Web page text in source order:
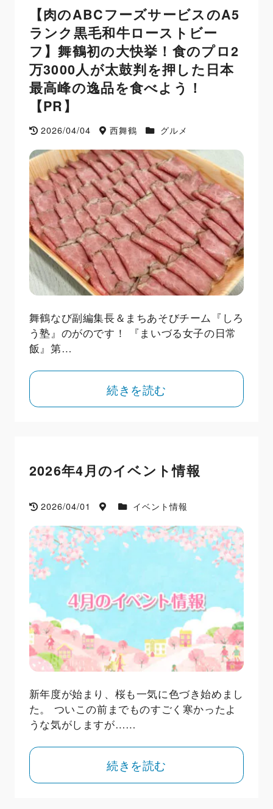
【肉のABCフーズサービスのA5
ランク黒毛和牛ローストビー
フ】舞鶴初の大快挙！食のプロ2
万3000人が太鼓判を押した日本
最高峰の逸品を食べよう！
【PR】
2026/04/04 西舞鶴 グルメ
舞鶴なび副編集長＆まちあそびチーム『しろ
う塾』のがのです！ 『まいづる女子の日常
飯』第…
続きを読む
2026年4月のイベント情報
2026/04/01 イベント情報
新年度が始まり、桜も一気に色づき始めまし
た。 ついこの前までものすごく寒かったよ
うな気がしますが……
続きを読む